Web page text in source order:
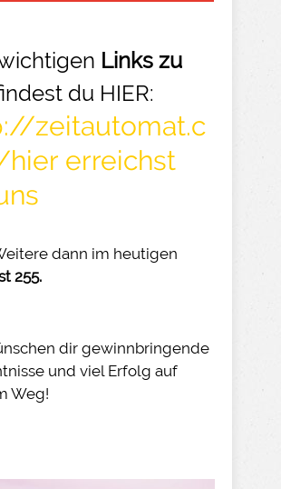
Links zu
du HIER:
zeitautomat.c
erreichst
dann im heutigen
255.
dir gewinnbringende
und viel Erfolg auf
Weg!